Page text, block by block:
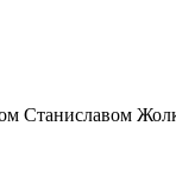
Станиславом